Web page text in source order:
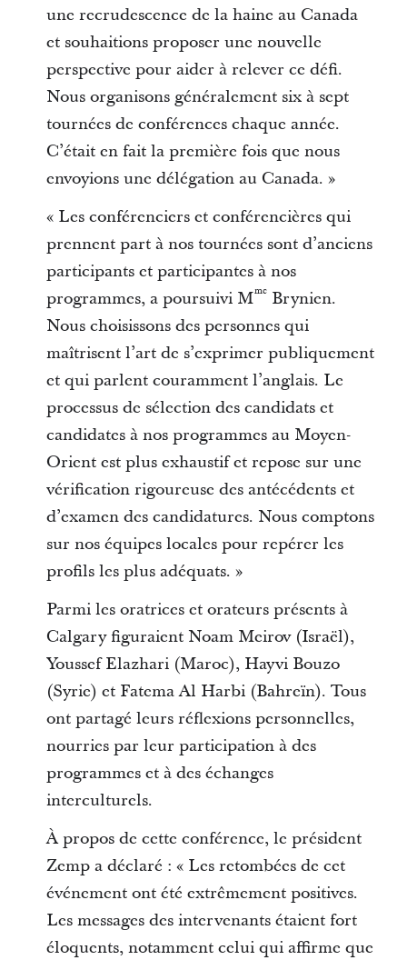
une recrudescence de la haine au Canada
et souhaitions proposer une nouvelle
perspective pour aider à relever ce défi.
Nous organisons généralement six à sept
tournées de conférences chaque année.
C’était en fait la première fois que nous
envoyions une délégation au Canada. »
« Les conférenciers et conférencières qui
prennent part à nos tournées sont d’anciens
participants et participantes à nos
programmes, a poursuivi MmeBrynien.
Nous choisissons des personnes qui
maîtrisent l’art de s’exprimer publiquement
et qui parlent couramment l’anglais. Le
processus de sélection des candidats et
candidates à nos programmes au Moyen-
Orient est plus exhaustif et repose sur une
vérification rigoureuse des antécédents et
d’examen des candidatures. Nous comptons
sur nos équipes locales pour repérer les
profils les plus adéquats. »
Parmi les oratrices et orateurs présents à
Calgary figuraient Noam Meirov (Israël),
Youssef Elazhari (Maroc), Hayvi Bouzo
(Syrie) et Fatema Al Harbi (Bahreïn). Tous
ont partagé leurs réflexions personnelles,
nourries par leur participation à des
programmes et à des échanges
interculturels.
À propos de cette conférence, le président
Zemp a déclaré : « Les retombées de cet
événement ont été extrêmement positives.
Les messages des intervenants étaient fort
éloquents, notamment celui qui affirme que